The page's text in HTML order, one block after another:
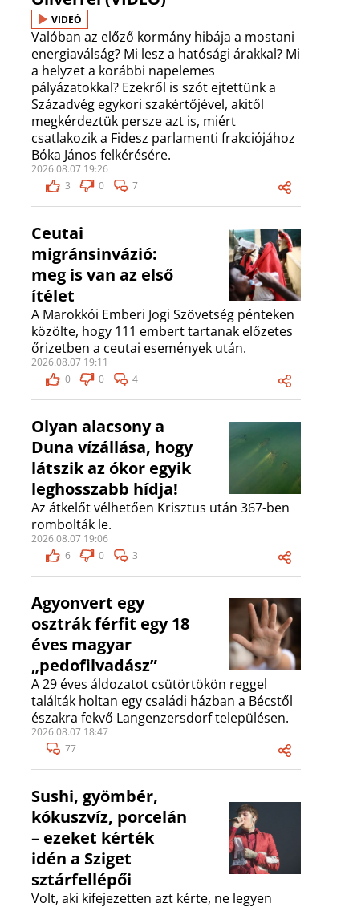
VIDEÓ
Valóban az előző kormány hibája a mostani
energiaválság? Mi lesz a hatósági árakkal? Mi
a helyzet a korábbi napelemes
pályázatokkal? Ezekről is szót ejtettünk a
Századvég egykori szakértőjével, akitől
megkérdeztük persze azt is, miért
csatlakozik a Fidesz parlamenti frakciójához
Bóka János felkérésére.
2026.08.07 19:26
3
0 7
Ceutai
migránsinvázió:
meg is van az első
ítélet
A Marokkói Emberi Jogi Szövetség pénteken
közölte, hogy 111 embert tartanak előzetes
őrizetben a ceutai események után.
2026.08.07 19:11
0
0 4
Olyan alacsony a
Duna vízállása, hogy
látszik az ókor egyik
leghosszabb hídja!
Az átkelőt vélhetően Krisztus után 367-ben
rombolták le.
2026.08.07 19:06
6
0 3
Agyonvert egy
osztrák férfit egy 18
éves magyar
„pedofilvadász”
A 29 éves áldozatot csütörtökön reggel
találták holtan egy családi házban a Bécstől
északra fekvő Langenzersdorf településen.
2026.08.07 18:47
77
Sushi, gyömbér,
kókuszvíz, porcelán
– ezeket kérték
idén a Sziget
sztárfellépői
Volt, aki kifejezetten azt kérte, ne legyen